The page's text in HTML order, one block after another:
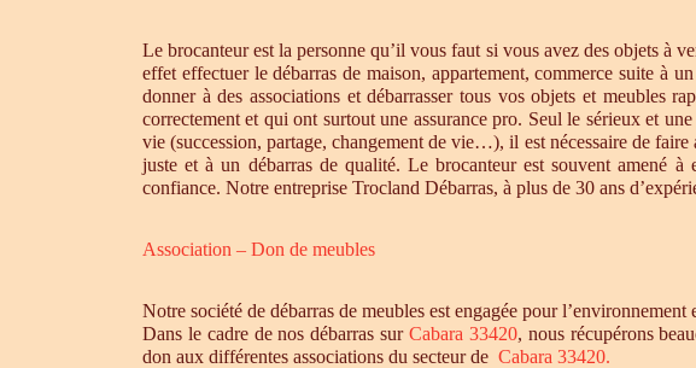
Le brocanteur est la personne qu’il vous faut si vous avez des objets à
effet effectuer le débarras de maison, appartement, commerce suite à
donner à des associations et débarrasser tous vos objets et meubles
correctement et qui ont surtout une assurance pro. Seul le sérieux et
vie (succession, partage, changement de vie…), il est nécessaire de
juste et à un débarras de qualité. Le brocanteur est souvent amené
confiance. Notre entreprise Trocland Débarras, à plus de 30 ans
Association – Don de meubles
Notre société de débarras de meubles est engagée pour l’environnement
Dans le cadre de nos débarras sur Cabara 33420, nous récupérons
don aux différentes associations du secteur de Cabara 33420.